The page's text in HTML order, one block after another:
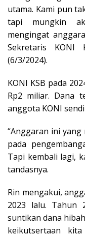
utama. Kami pun
tapi mungkin
mengingat
Sekretaris KONI
(6/3/2024).
KONI KSB pada
Rp2 miliar. Dana
anggota KONI
“Anggaran ini
pada
Tapi kembali lagi,
tandasnya.
Rin mengakui,
2023 lalu. Tahun
suntikan dana
keikutsertaan